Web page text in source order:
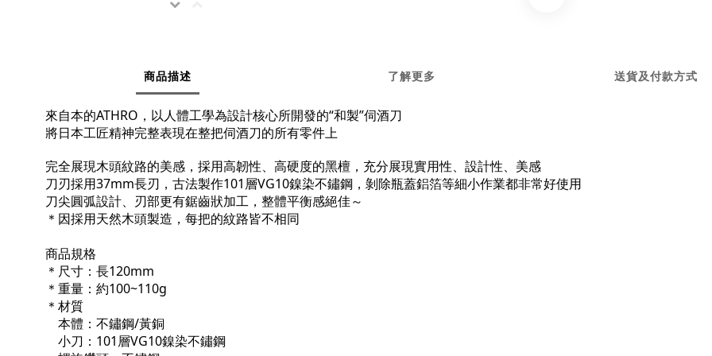
商品描述 了解更多 送貨及付款方式
來自本的ATHRO，以人體工學為設計核心所開發的“和製”伺酒刀
將日本工匠精神完整表現在整把伺酒刀的所有零件上
完全展現木頭紋路的美感，採用高韌性、高硬度的黑檀，充分展現實用性、設計性、美感
刀刃採用37mm長刃，古法製作101層VG10鎳染不鏽鋼， 剝除瓶蓋鋁箔等細小作業都非常好使用
刀尖圓弧設計、刃部更有鋸齒狀加工，整體平衡感絕佳～
＊因採用天然木頭製造，每把的紋路皆不相同
商品規格
＊尺寸：長120mm
＊重量：約100~110g
＊材質
本體：不鏽鋼/黃銅
小刀 ：101層VG10鎳染不鏽鋼